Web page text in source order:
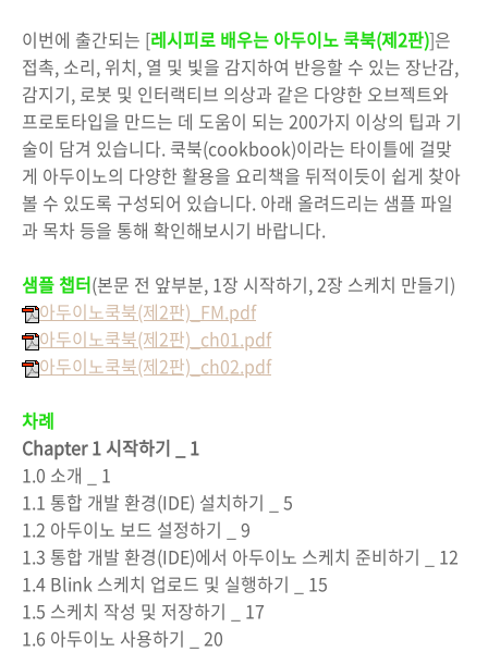
이번에 출간되는 [레시피로 배우는 아두이노 쿡북(제2판)]은
접촉, 소리, 위치, 열 및 빛을 감지하여 반응할 수 있는 장난감,
감지기, 로봇 및 인터랙티브 의상과 같은 다양한 오브젝트와
프로토타입을 만드는 데 도움이 되는 200가지 이상의 팁과 기
술이 담겨 있습니다. 쿡북(cookbook)이라는 타이틀에 걸맞
게 아두이노의 다양한 활용을 요리책을 뒤적이듯이 쉽게 찾아
볼 수 있도록 구성되어 있습니다. 아래 올려드리는 샘플 파일
과 목차 등을 통해 확인해보시기 바랍니다.
샘플 챕터(본문 전 앞부분, 1장 시작하기, 2장 스케치 만들기)
아두이노쿡북(제2판)_FM.pdf
아두이노쿡북(제2판)_ch01.pdf
아두이노쿡북(제2판)_ch02.pdf
차례
Chapter 1 시작하기 _ 1
1.0 소개 _ 1
1.1 통합 개발 환경(IDE) 설치하기 _ 5
1.2 아두이노 보드 설정하기 _ 9
1.3 통합 개발 환경(IDE)에서 아두이노 스케치 준비하기 _ 12
1.4 Blink 스케치 업로드 및 실행하기 _ 15
1.5 스케치 작성 및 저장하기 _ 17
1.6 아두이노 사용하기 _ 20